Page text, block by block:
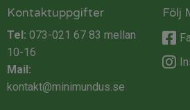
Kontaktuppgifter
Tel: 073-021 67 83 mellan
10-16
Mail:
kontakt@minimundus.se
Följ